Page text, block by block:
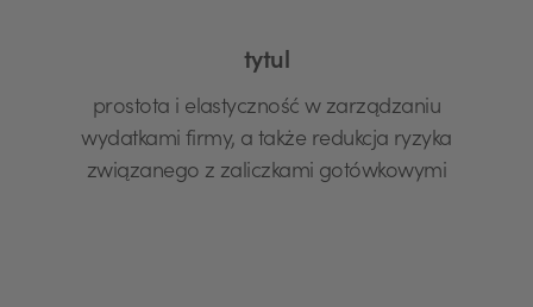
tytul
prostota i elastyczność w zarządzaniu
wydatkami firmy, a także redukcja ryzyka
związanego z zaliczkami gotówkowymi